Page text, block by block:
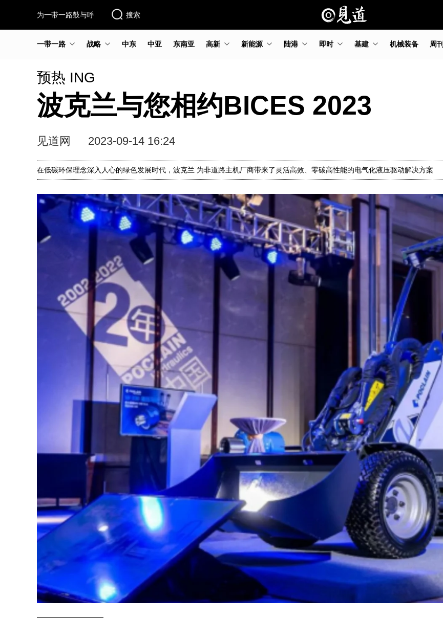
为一带一路鼓与呼 搜索
一带一路 战略 中东 中亚 东南亚 高新 新能源 陆港 即时 基建 机械装备 周刊
预热 ING
波克兰与您相约BICES 2023
见道网 2023-09-14 16:24
在低碳环保理念深入人心的绿色发展时代，波克兰 为非道路主机厂商带来了灵活高效、零碳高性能的电气化液压驱动解决方案